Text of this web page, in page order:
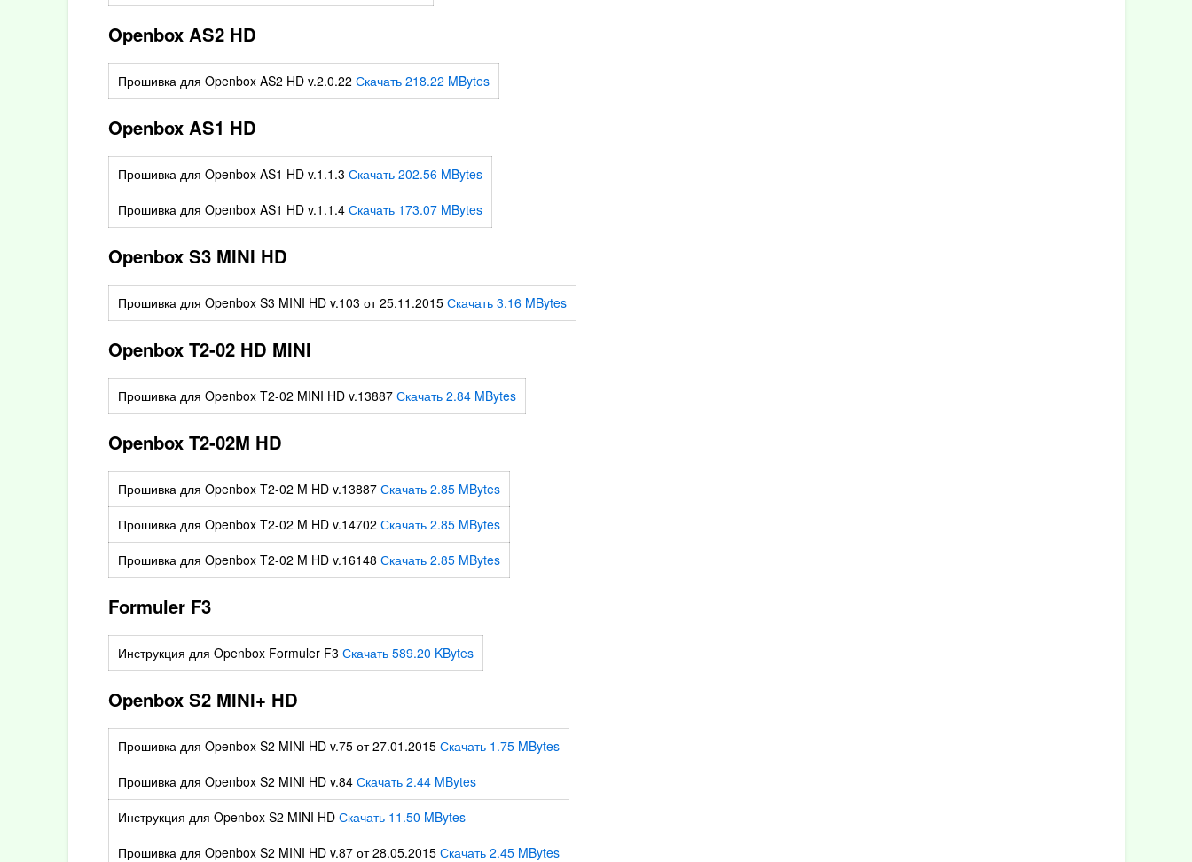
Openbox AS2 HD
Прошивка для Openbox AS2 HD v.2.0.22 Скачать 218.22 MBytes
Openbox AS1 HD
Прошивка для Openbox AS1 HD v.1.1.3 Скачать 202.56 MBytes
Прошивка для Openbox AS1 HD v.1.1.4 Скачать 173.07 MBytes
Openbox S3 MINI HD
Прошивка для Openbox S3 MINI HD v.103 от 25.11.2015 Скачать 3.16 MBytes
Openbox T2-02 HD MINI
Прошивка для Openbox T2-02 MINI HD v.13887 Скачать 2.84 MBytes
Openbox T2-02M HD
Прошивка для Openbox T2-02 M HD v.13887 Скачать 2.85 MBytes
Прошивка для Openbox T2-02 M HD v.14702 Скачать 2.85 MBytes
Прошивка для Openbox T2-02 M HD v.16148 Скачать 2.85 MBytes
Formuler F3
Инструкция для Openbox Formuler F3 Скачать 589.20 KBytes
Openbox S2 MINI+ HD
Прошивка для Openbox S2 MINI HD v.75 от 27.01.2015 Скачать 1.75 MBytes
Прошивка для Openbox S2 MINI HD v.84 Скачать 2.44 MBytes
Инструкция для Openbox S2 MINI HD Скачать 11.50 MBytes
Прошивка для Openbox S2 MINI HD v.87 от 28.05.2015 Скачать 2.45 MBytes